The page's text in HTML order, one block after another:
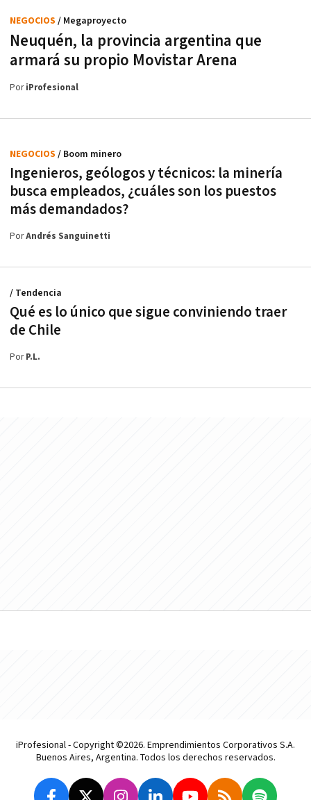
Neuquén, la provincia argentina que
armará su propio Movistar Arena
NEGOCIOS / Megaproyecto
PoriProfesional
Ingenieros, geólogos y técnicos: la minería
busca empleados, ¿cuáles son los puestos
más demandados?
NEGOCIOS / Boom minero
PorAndrés Sanguinetti
Qué es lo único que sigue conviniendo traer
de Chile
/ Tendencia
PorP.L.
iProfesional - Copyright ©2026. Emprendimientos Corporativos S.A.
Buenos Aires, Argentina. Todos los derechos reservados.